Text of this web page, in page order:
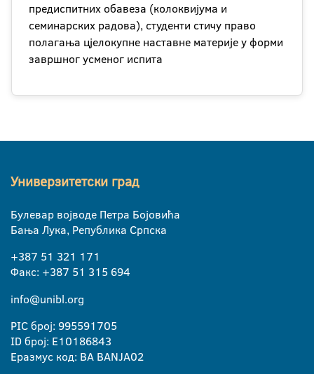
предиспитних обавеза (колоквијума и
семинарских радова), студенти стичу право
полагања цјелокупне наставне материје у форми
завршног усменог испита
Универзитетски град
Булевар војводе Петра Бојовића
Бања Лука, Република Српска
+387 51 321 171
Факс: +387 51 315 694
info@unibl.org
PIC број: 995591705
ID број: E10186843
Еразмус код: BA BANJA02